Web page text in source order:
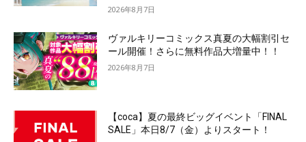
2026年8月7日
ヴァルキリーコミックス真夏の大幅割引セ
ール開催！さらに無料作品大増量中！！
2026年8月7日
【coca】夏の最終ビッグイベント「FINAL
SALE」本日8/7（金）よりスタート！